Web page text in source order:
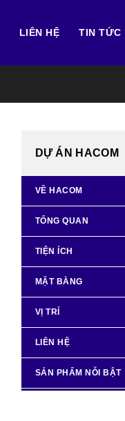
LIÊN HỆ TIN TỨC
DỰ ÁN HACOM
VỀ HACOM
TỔNG QUAN
TIỆN ÍCH
MẶT BẰNG
VỊ TRÍ
LIÊN HỆ
SẢN PHẨM NỖI BẬT